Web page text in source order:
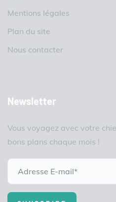
Mentions légales
Plan du site
Nous contacter
Newsletter
Vous voyagez avec votre
bons plans chaque mois !